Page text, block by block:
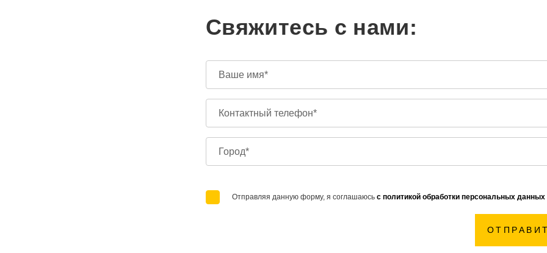
Свяжитесь с нами:
Отправляя данную форму, я соглашаюсь с политикой обработки персональных данных